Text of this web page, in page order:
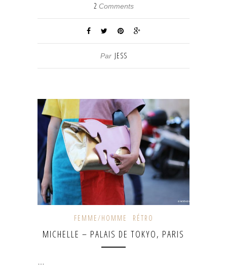
2 Comments
Par JESS
FEMME/HOMME RÉTRO
MICHELLE – PALAIS DE TOKYO, PARIS